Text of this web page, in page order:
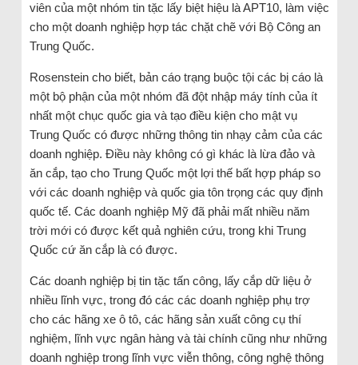
viên của một nhóm tin tặc lấy biệt hiệu là APT10, làm việc
cho một doanh nghiệp hợp tác chặt chẽ với Bộ Công an
Trung Quốc.
Rosenstein cho biết, bản cáo trạng buộc tội các bị cáo là
một bộ phận của một nhóm đã đột nhập máy tính của ít
nhất một chục quốc gia và tạo điều kiện cho mật vụ
Trung Quốc có được những thông tin nhạy cảm của các
doanh nghiệp. Điều này không có gì khác là lừa đảo và
ăn cắp, tạo cho Trung Quốc một lợi thế bất hợp pháp so
với các doanh nghiệp và quốc gia tôn trọng các quy định
quốc tế. Các doanh nghiệp Mỹ đã phải mất nhiều năm
trời mới có được kết quả nghiên cứu, trong khi Trung
Quốc cứ ăn cắp là có được.
Các doanh nghiệp bị tin tặc tấn công, lấy cắp dữ liệu ở
nhiều lĩnh vực, trong đó các các doanh nghiệp phụ trợ
cho các hãng xe ô tô, các hãng sản xuất công cụ thí
nghiệm, lĩnh vực ngân hàng và tài chính cũng như những
doanh nghiệp trong lĩnh vực viễn thông, công nghệ thông